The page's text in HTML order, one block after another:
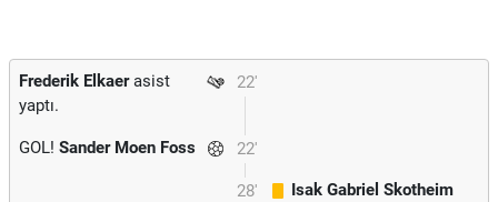
22'
Frederik Elkaerasist
yaptı.
22'
GOL! Sander Moen Foss
28'
Isak Gabriel Skotheim